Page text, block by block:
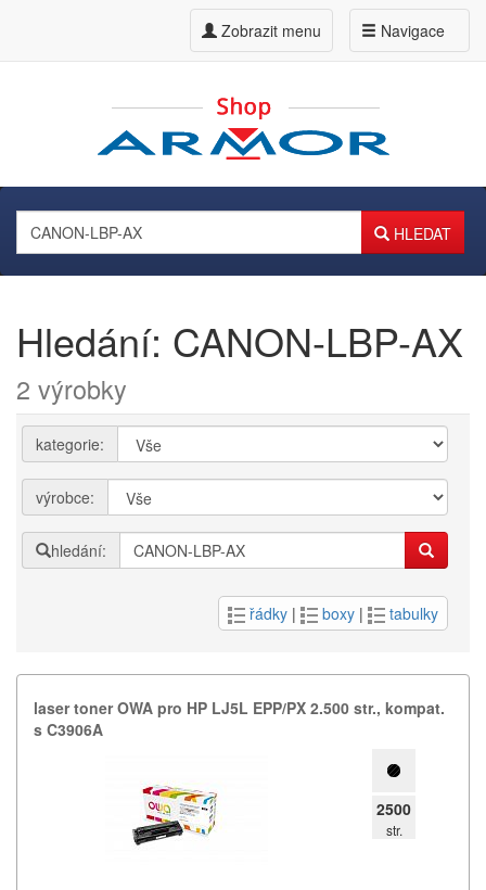
Navigace
Zobrazit menu
HLEDAT
Hledání: CANON-LBP-AX
2 výrobky
kategorie:
výrobce:
hledání:
řádky | boxy | tabulky
laser toner OWA pro HP LJ5L EPP/​PX 2.​500 str.​,​ kompat.​
s C3906A
2500
str.